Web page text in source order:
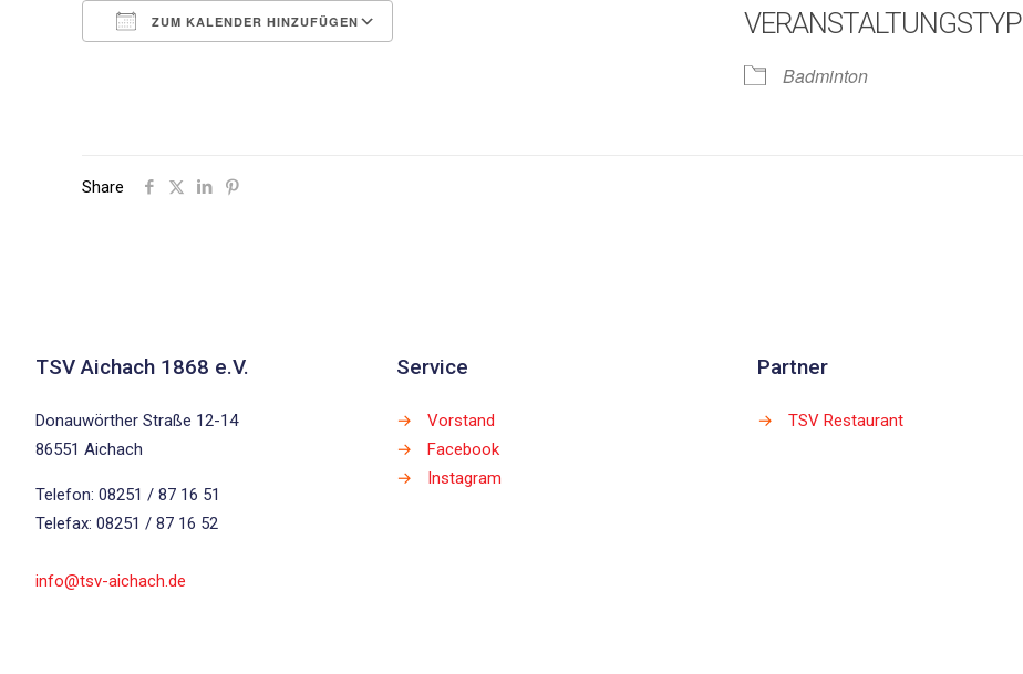
ZUM KALENDER HINZUFÜGEN
iCalendar
VERANSTALTUNGSTYP
Badminton
Share
TSV Aichach 1868 e.V.
Donauwörther Straße 12-14
86551 Aichach
Telefon: 08251 / 87 16 51
Telefax: 08251 / 87 16 52
info@tsv-aichach.de
Service
→
Vorstand
→
Facebook
→
Instagram
Partner
→ TSV Restaurant